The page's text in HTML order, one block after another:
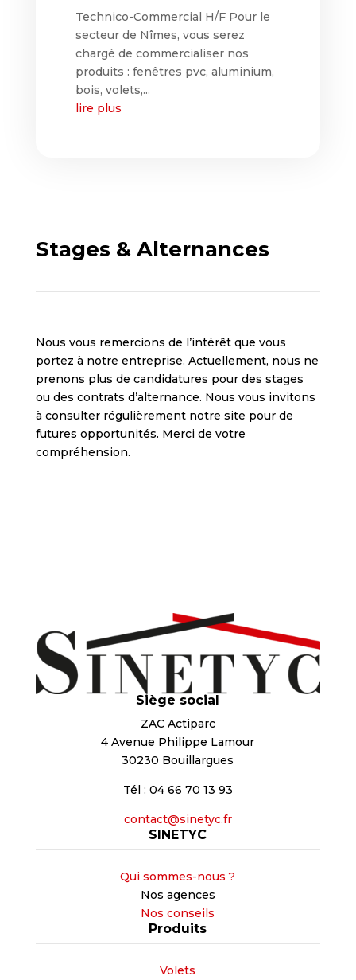
Technico-Commercial H/F Pour le
secteur de Nîmes, vous serez
chargé de commercialiser nos
produits : fenêtres pvc, aluminium,
bois, volets,...
lire plus
Stages & Alternances
Nous vous remercions de l’intérêt que vous
portez à notre entreprise. Actuellement, nous ne
prenons plus de candidatures pour des stages
ou des contrats d’alternance. Nous vous invitons
à consulter régulièrement notre site pour de
futures opportunités. Merci de votre
compréhension.
Siège social
ZAC Actiparc
4 Avenue Philippe Lamour
30230 Bouillargues
Tél : 04 66 70 13 93
contact@sinetyc.fr
SINETYC
Qui sommes-nous ?
Nos agences
Nos conseils
Produits
Volets